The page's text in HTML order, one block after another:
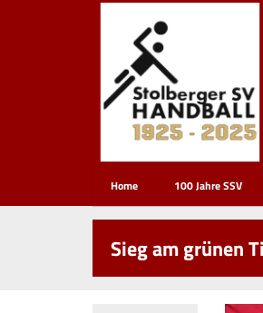
Home 100 Jahre SSV
Sieg am grünen